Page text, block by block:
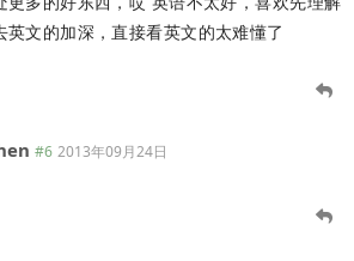
英文的加深，直接看英文的太难懂了
#6 2013年09月24日